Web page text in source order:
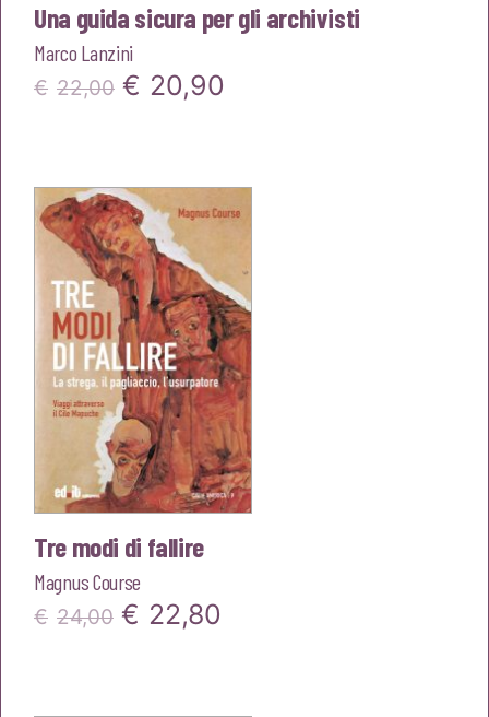
Una guida sicura per gli archivisti
Marco Lanzini
€ 22,00 Il
era:
€22,00.
€ 20,90
è:
Tre modi di fallire
Magnus Course
€ 24,00 Il
€ 22,80